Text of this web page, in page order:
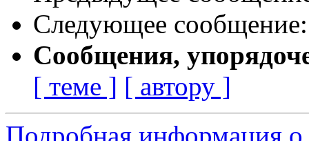
Следующее
Сообщения,
[ теме ] [ автору ]